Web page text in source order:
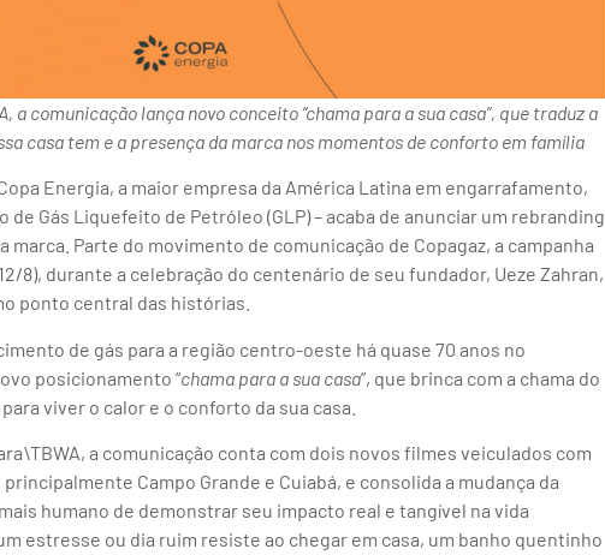
a comunicação lança novo conceito “chama para a sua casa”, que traduz a
casa tem e a presença da marca nos momentos de conforto em família
Energia, a maior empresa da América Latina em engarrafamento,
Gás Liquefeito de Petróleo (GLP) – acaba de anunciar um rebranding
marca. Parte do movimento de comunicação de Copagaz, a campanha
8), durante a celebração do centenário de seu fundador, Ueze Zahran,
ponto central das histórias.
de gás para a região centro-oeste há quase 70 anos no
posicionamento “chama para a sua casa”, que brinca com a chama do
viver o calor e o conforto da sua casa.
a comunicação conta com dois novos filmes veiculados com
Campo Grande e Cuiabá, e consolida a mudança da
humano de demonstrar seu impacto real e tangível na vida
estresse ou dia ruim resiste ao chegar em casa, um banho quentinho